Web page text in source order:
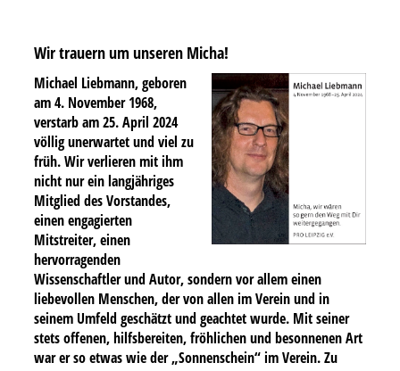
Wir trauern um unseren Micha!
Michael Liebmann, geboren
am 4. November 1968,
verstarb am 25. April 2024
völlig unerwartet und viel zu
früh. Wir verlieren mit ihm
nicht nur ein langjähriges
Mitglied des Vorstandes,
einen engagierten
Mitstreiter, einen
hervorragenden
Wissenschaftler und Autor, sondern vor allem einen
liebevollen Menschen, der von allen im Verein und in
seinem Umfeld geschätzt und geachtet wurde. Mit seiner
stets offenen, hilfsbereiten, fröhlichen und besonnenen Art
war er so etwas wie der „Sonnenschein“ im Verein. Zu